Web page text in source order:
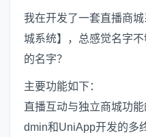
我在开发了一套直播商
城系统】，总感觉名字
的名字？
主要功能如下：
直播互动与独立商城功
dmin和UniApp开发的多